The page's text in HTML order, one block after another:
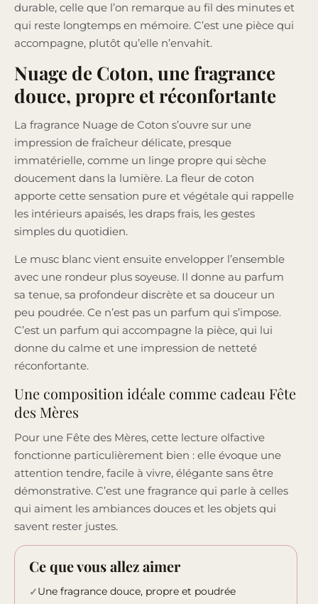
durable, celle que l’on remarque au fil des minutes et
qui reste longtemps en mémoire. C’est une pièce qui
accompagne, plutôt qu’elle n’envahit.
Nuage de Coton, une fragrance
douce, propre et réconfortante
La fragrance Nuage de Coton s’ouvre sur une
impression de fraîcheur délicate, presque
immatérielle, comme un linge propre qui sèche
doucement dans la lumière. La fleur de coton
apporte cette sensation pure et végétale qui rappelle
les intérieurs apaisés, les draps frais, les gestes
simples du quotidien.
Le musc blanc vient ensuite envelopper l’ensemble
avec une rondeur plus soyeuse. Il donne au parfum
sa tenue, sa profondeur discrète et sa douceur un
peu poudrée. Ce n’est pas un parfum qui s’impose.
C’est un parfum qui accompagne la pièce, qui lui
donne du calme et une impression de netteté
réconfortante.
Une composition idéale comme cadeau Fête
des Mères
Pour une Fête des Mères, cette lecture olfactive
fonctionne particulièrement bien : elle évoque une
attention tendre, facile à vivre, élégante sans être
démonstrative. C’est une fragrance qui parle à celles
qui aiment les ambiances douces et les objets qui
savent rester justes.
Ce que vous allez aimer
Une fragrance douce, propre et poudrée